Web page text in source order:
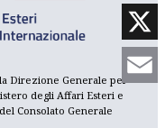
Direzione Generale per
degli Affari Esteri e
Consolato Generale
X